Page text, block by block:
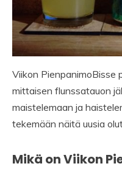
Viikon PienpanimoBisse
mittaisen flunssatauon
maistelemaan ja
tekemään näitä uusia
Mikä on Viikon